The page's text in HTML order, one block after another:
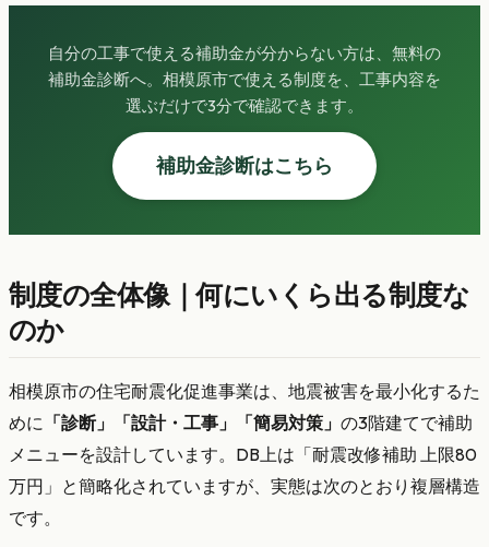
自分の工事で使える補助金が分からない方は、無料の
補助金診断へ。相模原市で使える制度を、工事内容を
選ぶだけで3分で確認できます。
補助金診断はこちら
制度の全体像｜何にいくら出る制度な
のか
相模原市の住宅耐震化促進事業は、地震被害を最小化するた
めに 「診断」「設計・工事」「簡易対策」 の3階建てで補助
メニューを設計しています。DB上は「耐震改修補助 上限80
万円」と簡略化されていますが、実態は次のとおり複層構造
です。